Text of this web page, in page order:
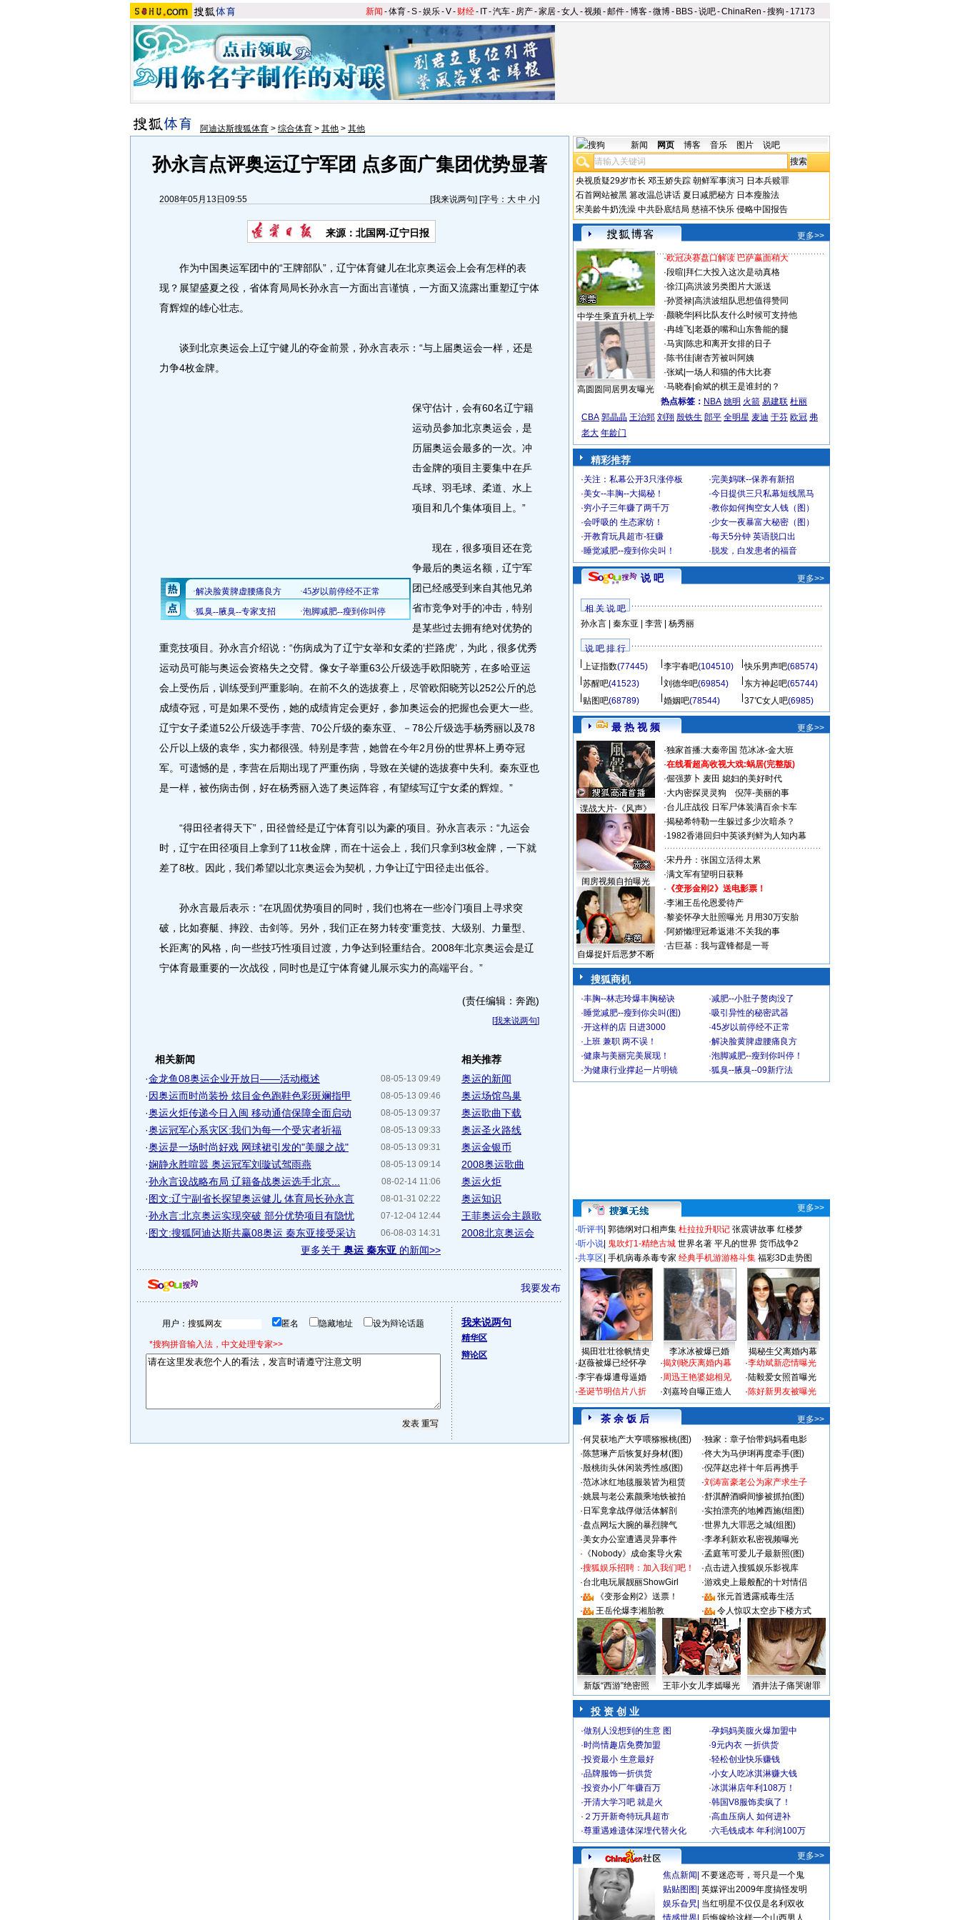
新闻 -体育-S-娱乐-V- 财经- IT-汽车- 房产-家居-女人 -视频-邮件-博客-微博- BBS-说吧-ChinaRen -搜狗 - 17173
阿迪达斯搜狐体育 > 综合体育 > 其他 > 其他
孙永言点评奥运辽宁军团 点多面广集团优势显著
2008年05月13日09:55 [我来说两句] [字号： 大 中 小]
来源：北国网-辽宁日报
作为中国奥运军团中的“王牌部队”，辽宁体育健儿在北京奥运会上会有怎样的表
现？展望盛夏之役，省体育局局长孙永言一方面出言谨慎，一方面又流露出重塑辽宁体
育辉煌的雄心壮志。
谈到北京奥运会上辽宁健儿的夺金前景，孙永言表示：“与上届奥运会一样，还是
力争4枚金牌。
保守估计，会有60名辽宁籍
运动员参加北京奥运会，是
历届奥运会最多的一次。冲
击金牌的项目主要集中在乒
乓球、羽毛球、柔道、水上
项目和几个集体项目上。”
现在，很多项目还在竞
争最后的奥运名额，辽宁军
团已经感受到来自其他兄弟
省市竞争对手的冲击，特别
是某些过去拥有绝对优势的
重竞技项目。孙永言介绍说：“伤病成为了辽宁女举和女柔的‘拦路虎’，为此，很多优秀
运动员可能与奥运会资格失之交臂。像女子举重63公斤级选手欧阳晓芳，在多哈亚运
会上受伤后，训练受到严重影响。在前不久的选拔赛上，尽管欧阳晓芳以252公斤的总
成绩夺冠，可是如果不受伤，她的成绩肯定会更好，参加奥运会的把握也会更大一些。
辽宁女子柔道52公斤级选手李营、70公斤级的秦东亚、－78公斤级选手杨秀丽以及78
公斤以上级的袁华，实力都很强。特别是李营，她曾在今年2月份的世界杯上勇夺冠
军。可遗憾的是，李营在后期出现了严重伤病，导致在关键的选拔赛中失利。秦东亚也
是一样，被伤病击倒，好在杨秀丽入选了奥运阵容，有望续写辽宁女柔的辉煌。”
“得田径者得天下”，田径曾经是辽宁体育引以为豪的项目。孙永言表示：“九运会
时，辽宁在田径项目上拿到了11枚金牌，而在十运会上，我们只拿到3枚金牌，一下就
差了8枚。因此，我们希望以北京奥运会为契机，力争让辽宁田径走出低谷。
孙永言最后表示：“在巩固优势项目的同时，我们也将在一些冷门项目上寻求突
破，比如赛艇、摔跤、击剑等。另外，我们正在努力转变‘重竞技、大级别、力量型、
长距离’的风格，向一些技巧性项目过渡，力争达到轻重结合。2008年北京奥运会是辽
宁体育最重要的一次战役，同时也是辽宁体育健儿展示实力的高端平台。”
(责任编辑：奔跑)
[我来说两句]
相关新闻
08-05-13 09:49
·金龙鱼08奥运企业开放日——活动概述
08-05-13 09:46
·因奥运而时尚装扮 炫目金色跑鞋色彩斑斓指甲
08-05-13 09:37
·奥运火炬传递今日入闽 移动通信保障全面启动
08-05-13 09:33
·奥运冠军心系灾区:我们为每一个受灾者祈福
08-05-13 09:31
·奥运是一场时尚好戏 网球裙引发的"美腿之战"
08-05-13 09:14
·娴静永胜喧嚣 奥运冠军刘璇试驾雨燕
08-02-14 11:06
·孙永言设战略布局 辽籍备战奥运选手北京...
08-01-31 02:22
·图文:辽宁副省长探望奥运健儿 体育局长孙永言
07-12-04 12:44
·孙永言:北京奥运实现突破 部分优势项目有隐忧
06-08-03 14:31
·图文:搜狐阿迪达斯共赢08奥运 秦东亚接受采访
更多关于 奥运 秦东亚 的新闻>>
相关推荐
奥运的新闻
奥运场馆鸟巢
奥运歌曲下载
奥运圣火路线
奥运金银币
2008奥运歌曲
奥运火炬
奥运知识
王菲奥运会主题歌
2008北京奥运会
我要发布
用户： 匿名 隐藏地址 设为辩论话题
*搜狗拼音输入法，中文处理专家>>
我来说两句
精华区
辩论区
新闻 网页 博客 音乐 图片 说吧
央视质疑29岁市长 邓玉娇失踪 朝鲜军事演习 日本兵赎罪
石首网站被黑 篡改温总讲话 夏日减肥秘方 日本瘦脸法
宋美龄牛奶洗澡 中共卧底结局 慈禧不快乐 侵略中国报告
更多>>
中学生乘直升机上学
高圆圆同居男友曝光
·欧冠决赛盘口解读 巴萨赢面稍大
·段暄 拜仁大投入这次是动真格
·徐江| 高洪波另类图片大派送
·孙贤禄| 高洪波组队思想值得赞同
·颜晓华| 科比队友什么时候可支持他
·冉雄飞| 老聂的嘴和山东鲁能的腿
·马寅| 陈忠和离开女排的日子
·陈书佳| 谢杏芳被叫阿姨
·张斌| 一场人和猫的伟大比赛
·马晓春| 俞斌的棋王是谁封的？
热点标签： NBA 姚明 火箭 易建联 杜丽
CBA 郭晶晶 王治郅 刘翔 殷铁生 郎平 全明星 麦迪 于芬 欧冠 弗
老大 年龄门
精彩推荐
·关注：私幕公开3只涨停板 ·完美妈咪--保养有新招
·美女--丰胸--大揭秘！ ·今日提供三只私幕短线黑马
·穷小子三年赚了两千万 ·教你如何掏空女人钱（图）
·会呼吸的 生态家纺！ ·少女一夜暴富大秘密（图）
·开教育玩具超市-狂赚 ·每天5分钟 英语脱口出
·睡觉减肥--瘦到你尖叫！ · 脱发，白发患者的福音
说 吧 更多>>
相 关 说 吧
孙永言| 秦东亚 李营| 杨秀丽
说 吧 排 行
上证指数(77445) 李宇春吧(104510) 快乐男声吧(68574)
苏醒吧(41523) 刘德华吧(69854) 东方神起吧(65744)
贴图吧(68789) 婚姻吧(78544) 37℃女人吧(6985)
最 热 视 频 更多>>
谍战大片-《风声》
闺房视频自拍曝光
自爆捉奸后恶梦不断
·独家首播:大秦帝国 范冰冰-金大班
·在线看超高收视大戏:蜗居(完整版)
·倔强萝卜 麦田 媳妇的美好时代
·大内密探灵灵狗
倪萍-美丽的事
·台儿庄战役 日军尸体装满百余卡车
·揭秘希特勒一生躲过多少次暗杀？
·1982香港回归中英谈判鲜为人知内幕
·宋丹丹：张国立活得太累
·满文军有望明日获释
· 《变形金刚2》送电影票！
·李湘王岳伦恩爱待产
·黎姿怀孕大肚照曝光 月用30万安胎
·阿娇懒理冠希返港:不关我的事
·古巨基：我与霆锋都是一哥
搜狐商机
·丰胸--林志玲爆丰胸秘诀 ·减肥--小肚子赘肉没了
·睡觉减肥--瘦到你尖叫(图) ·吸引异性的秘密武器
·开这样的店 日进3000 ·45岁以前停经不正常
·上班 兼职 两不误！ ·解决脸黄脾虚腰痛良方
·健康与美丽完美展现！ ·泡脚减肥--瘦到你叫停！
·为健康行业撑起一片明镜 ·狐臭--腋臭--09新疗法
更多>>
·听评书 郭德纲对口相声集 杜拉拉升职记 张震讲故事 红楼梦
·听小说 鬼吹灯1-精绝古城 世界名著 平凡的世界 货币战争2
·共享区 手机病毒杀毒专家 经典手机游游格斗集 福彩3D走势图
揭田壮壮徐帆情史 李冰冰被爆已婚
揭秘生父离婚内幕
·赵薇被爆已经怀孕
·李宇春爆遭母逼婚
·圣诞节明信片八折
·揭刘晓庆离婚内幕
·周迅王艳婆媳相见
·刘嘉玲自曝正造人
·李幼斌新恋情曝光
·陆毅爱女照首曝光
·陈好新男友被曝光
茶 余 饭 后
更多>>
·何炅获地产大亨喂猕猴桃(图) ·独家：章子怡带妈妈看电影
·陈慧琳产后恢复好身材(图) ·佟大为马伊琍再度牵手(图)
·殷桃街头休闲装秀性感(图) ·倪萍赵忠祥十年后再携手
·范冰冰红地毯服装皆为租赁 ·刘涛富豪老公为家产求生子
·姚晨与老公素颜乘地铁被拍 ·舒淇醉酒瞬间惨被抓拍(图)
· 日军竟拿战俘做活体解剖 ·实拍漂亮的地摊西施(组图)
·盘点网坛大腕的暴烈脾气 ·世界九大罪恶之城(组图)
·美女办公室遭遇灵异事件 ·李孝利新欢私密视频曝光
· 《Nobody》成命案导火索 ·孟庭苇可爱儿子最新照(图)
·搜狐娱乐招聘：加入我们吧！ ·点击进入搜狐娱乐影视库
·台北电玩展靓丽ShowGirl ·游戏史上最般配的十对情侣
·
《变形金刚2》送票！ ·
张元首透露戒毒生活
·
王岳伦爆李湘胎教 · 令人惊叹太空步下楼方式
新版“西游”绝密照 王菲小女儿李嫣曝光 酒井法子痛哭谢罪
投 资 创 业
·做别人没想到的生意 图 ·孕妈妈美腹火爆加盟中
·时尚情趣店免费加盟 ·9元内衣 一折供货
·投资最小 生意最好 ·轻松创业快乐赚钱
·品牌服饰一折供货 ·小女人吃冰淇淋赚大钱
·投资办小厂年赚百万 ·冰淇淋店年利108万！
·开清大学习吧 就是火 ·韩国V8服饰卖疯了！
· ２万开新奇特玩具超市 ·高血压病人 如何进补
·尊重遇难遗体深埋代替火化 ·六毛钱成本 年利润100万
更多>>
焦点新闻 不要迷恋哥，哥只是一个鬼
贴贴图图 英媒评出2009年度搞怪发明
娱乐旮旯 当红明星不仅仅是名利双收
情感世界 后悔嫁给这样一个山西男人